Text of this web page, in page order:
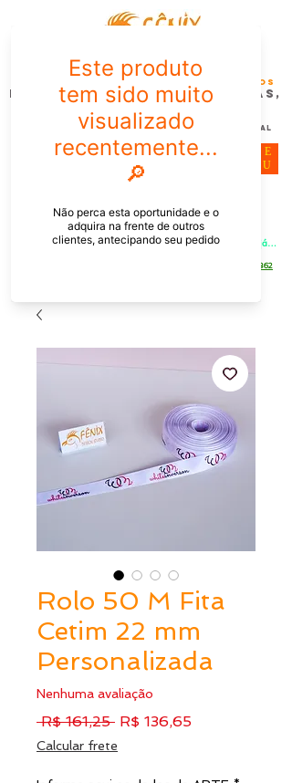
FÊNIX DESIGN STUDIO | Design
Gráfico| Desenvolvimento de Produtos
Personalizados para Pessoas,
Empresas e EventoS
Lembrancinhas, Brindes promocionais,
Decoração, Presentes e Comunicação Visual
PEDIDOS PELO CHAT OU WHATSAPP: Informe os produtos,
quantidade e o CEP ou endereço de entrega e receba um link já
ME
NU
[21] 9 6546 4862
Rolo 50 M Fita
Cetim 22 mm
Personalizada
Nenhuma avaliação
R$ 161,25 Preço
R$ 136,65Preço
Calcular frete